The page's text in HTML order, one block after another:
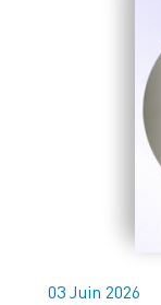
03 Juin 2026